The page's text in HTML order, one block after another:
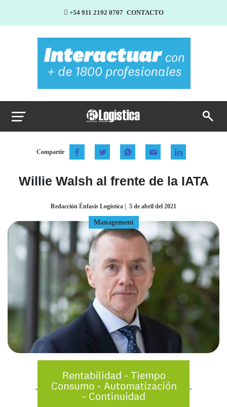
+54 911 2192 0707 CONTACTO
Compartir
Willie Walsh al frente de la IATA
Redacción Énfasis Logística | 5 de abril del 2021
Management